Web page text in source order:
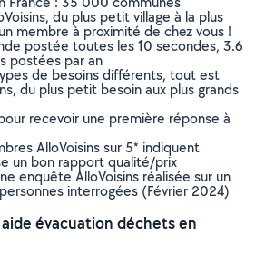
du plus petit village à la plus
membre à proximité de chez vous !
postée toutes les 10 secondes, 3.6
postées par an
de besoins différents, tout est
du plus petit besoin aux plus grands
recevoir une première réponse à
AlloVoisins sur 5* indiquent
un bon rapport qualité/prix
enquête AlloVoisins réalisée sur un
interrogées (Février 2024)
évacuation déchets en